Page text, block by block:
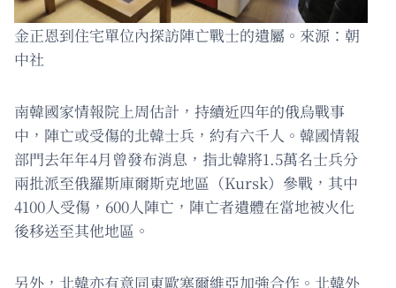
金正恩到住宅單位內探訪陣亡戰士的遺屬。來源：朝
中社
南韓國家情報院上周估計，持續近四年的俄烏戰事
中，陣亡或受傷的北韓士兵，約有六千人。韓國情報
部門去年年4月曾發布消息，指北韓將1.5萬名士兵分
兩批派至俄羅斯庫爾斯克地區（Kursk）參戰，其中
4100人受傷，600人陣亡，陣亡者遺體在當地被火化
後移送至其他地區。
另外，北韓亦有意同東歐塞爾維亞加強合作。北韓外